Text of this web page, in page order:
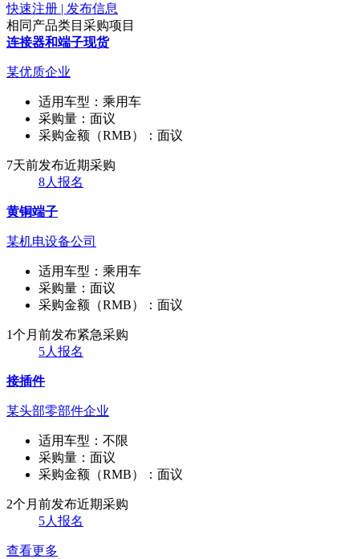
快速注册 | 发布信息
相同产品类目采购项目
连接器和端子现货
某优质企业
适用车型： 乘用车
采购量： 面议
采购金额（RMB）： 面议
7天前发布近期采购
8人报名
黄铜端子
某机电设备公司
适用车型： 乘用车
采购量： 面议
采购金额（RMB）： 面议
1个月前发布紧急采购
5人报名
接插件
某头部零部件企业
适用车型： 不限
采购量： 面议
采购金额（RMB）： 面议
2个月前发布近期采购
5人报名
查看更多